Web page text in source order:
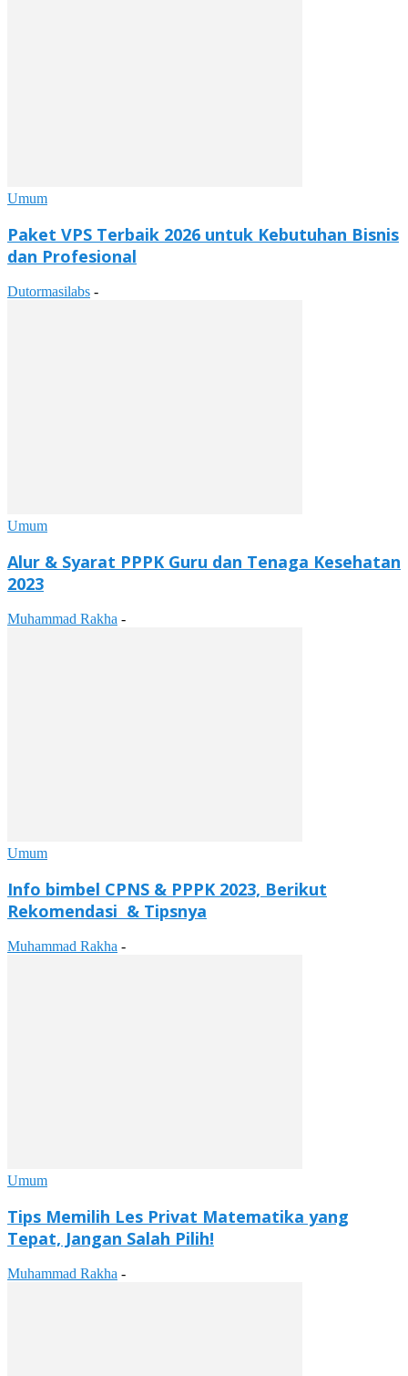
Umum
Paket VPS Terbaik 2026 untuk Kebutuhan Bisnis
dan Profesional
Dutormasilabs -
Umum
Alur & Syarat PPPK Guru dan Tenaga Kesehatan
2023
Muhammad Rakha -
Umum
Info bimbel CPNS & PPPK 2023, Berikut
Rekomendasi & Tipsnya
Muhammad Rakha -
Umum
Tips Memilih Les Privat Matematika yang
Tepat, Jangan Salah Pilih!
Muhammad Rakha -